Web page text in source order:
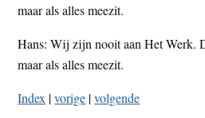
maar als alles meezit.
Hans: Wij zijn nooit aan Het Werk.
maar als alles meezit.
Index |vorige |volgende